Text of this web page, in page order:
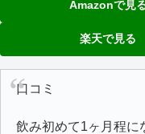
Amazonで見
楽天で見る
口コミ
飲み初めて1ヶ月程に